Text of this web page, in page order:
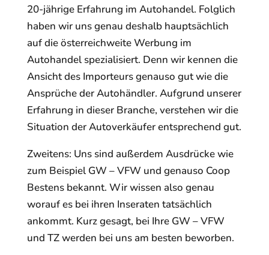
20-jährige Erfahrung im Autohandel. Folglich
haben wir uns genau deshalb hauptsächlich
auf die österreichweite Werbung im
Autohandel spezialisiert. Denn wir kennen die
Ansicht des Importeurs genauso gut wie die
Ansprüche der Autohändler. Aufgrund unserer
Erfahrung in dieser Branche, verstehen wir die
Situation der Autoverkäufer entsprechend gut.
Zweitens: Uns sind außerdem Ausdrücke wie
zum Beispiel GW – VFW und genauso Coop
Bestens bekannt. Wir wissen also genau
worauf es bei ihren Inseraten tatsächlich
ankommt. Kurz gesagt, bei Ihre GW – VFW
und TZ werden bei uns am besten beworben.